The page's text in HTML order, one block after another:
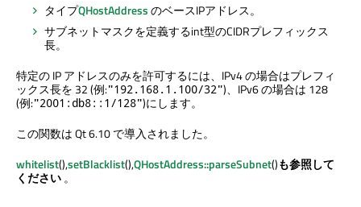
タイプQHostAddressのベースIPアドレス。
サブネットマスクを定義するint型のCIDRプレフィックス
長。
特定の IP アドレスのみを許可するには、IPv4 の場合はプレフィ
ックス長を 32 (例:"192.168.1.100/32")、IPv6 の場合は 128
(例:"2001:db8::1/128")にします。
この関数は Qt 6.10 で導入されました。
whitelist(),setBlacklist(),QHostAddress::parseSubnet()も参照して
ください。